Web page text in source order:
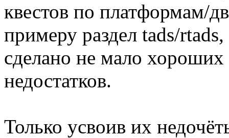
квестов по платформам/
примеру раздел tads/
сделано не мало
недостатков.
Только усвоив их